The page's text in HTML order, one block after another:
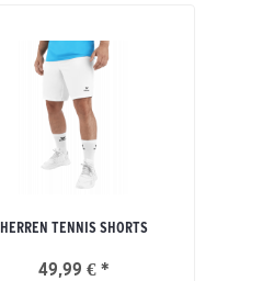
HERREN TENNIS SHORTS
49,99 € *